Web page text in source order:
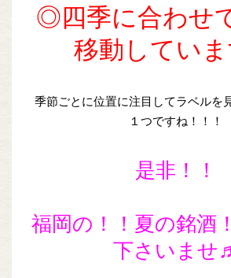
◎四季に合わせ
移動していま
季節ごとに位置に注目してラベルを
１つですね！！！
是非！！
福岡の！！夏の銘酒
下さいませ♬